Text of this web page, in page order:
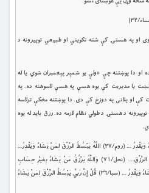
۳۲)
او په هستۍ کې شته تکويني او طبيعي توپیرونه د
دا پوښتنه چې «ولې يو شمېر پېغمبران شوي يا له
یا مديريت کې يوه هسې په هسې لاسوهنه ده. په
او پلانی په دوزخ کې دی. دا پوښتنه مخکې ترلاسه
د هستۍ د طولي نظام لازمه ده. رزق بايد له يوه
– أَوَلَمْ يَرَوْا أَنَّ اللَّهَ يَبْسُطُ الرِّزْقَ لِمَنْ يَشَاءُ وَيَقْدِرُ … (روم/۳۷) اللَّهُ يَبْسُطُ الرِّزْقَ لِمَنْ يَشَاءُ وَيَقْدِرُ…
(رعد/۳۷) وَاللَّهُ فَضَّلَ بَعْضَكُمْ عَلَى بَعْضٍ فِي الرِّزْقِ…. (نحل/۷۱) وَاللَّهُ يَرْزُقُ مَنْ يَشَاءُ بِغَيْرِ حِسَابٍ
(بقره/۲۱۲) ، قُلْ إِنَّ رَبِّي يَبْسُطُ الرِّزْقَ لِمَنْ يَشَاءُ وَيَقْدِرُ … (سبا/۳۶) قُلْ إِنَّ رَبِّي يَبْسُطُ الرِّزْقَ لِمَنْ يَشَاءُ